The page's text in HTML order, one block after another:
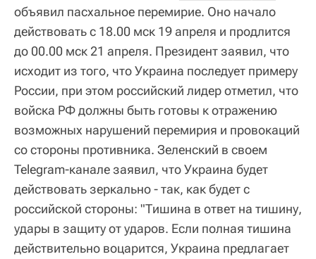
объявил пасхальное перемирие. Оно начало
действовать с 18.00 мск 19 апреля и продлится
до 00.00 мск 21 апреля. Президент заявил, что
исходит из того, что Украина последует примеру
России, при этом российский лидер отметил, что
войска РФ должны быть готовы к отражению
возможных нарушений перемирия и провокаций
со стороны противника. Зеленский в своем
Telegram-канале заявил, что Украина будет
действовать зеркально - так, как будет с
российской стороны: "Тишина в ответ на тишину,
удары в защиту от ударов. Если полная тишина
действительно воцарится, Украина предлагает